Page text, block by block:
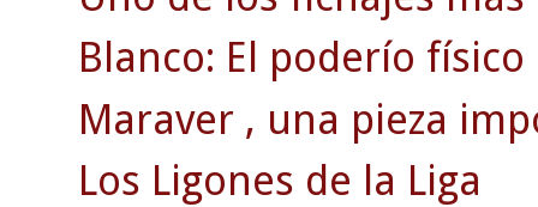
Blanco: El poderío
Maraver , una pieza
Los Ligones de la Liga